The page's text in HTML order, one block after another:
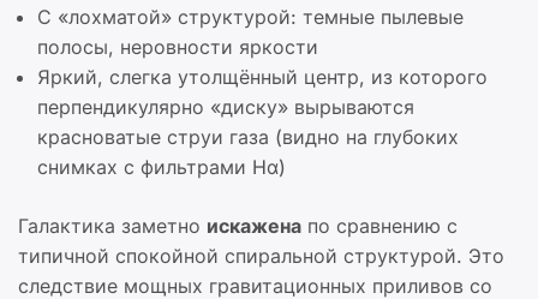
С «лохматой» структурой: темные пылевые
полосы, неровности яркости
Яркий, слегка утолщённый центр, из которого
перпендикулярно «диску» вырываются
красноватые струи газа (видно на глубоких
снимках с фильтрами Hα)
Галактика заметно искажена по сравнению с
типичной спокойной спиральной структурой. Это
следствие мощных гравитационных приливов со